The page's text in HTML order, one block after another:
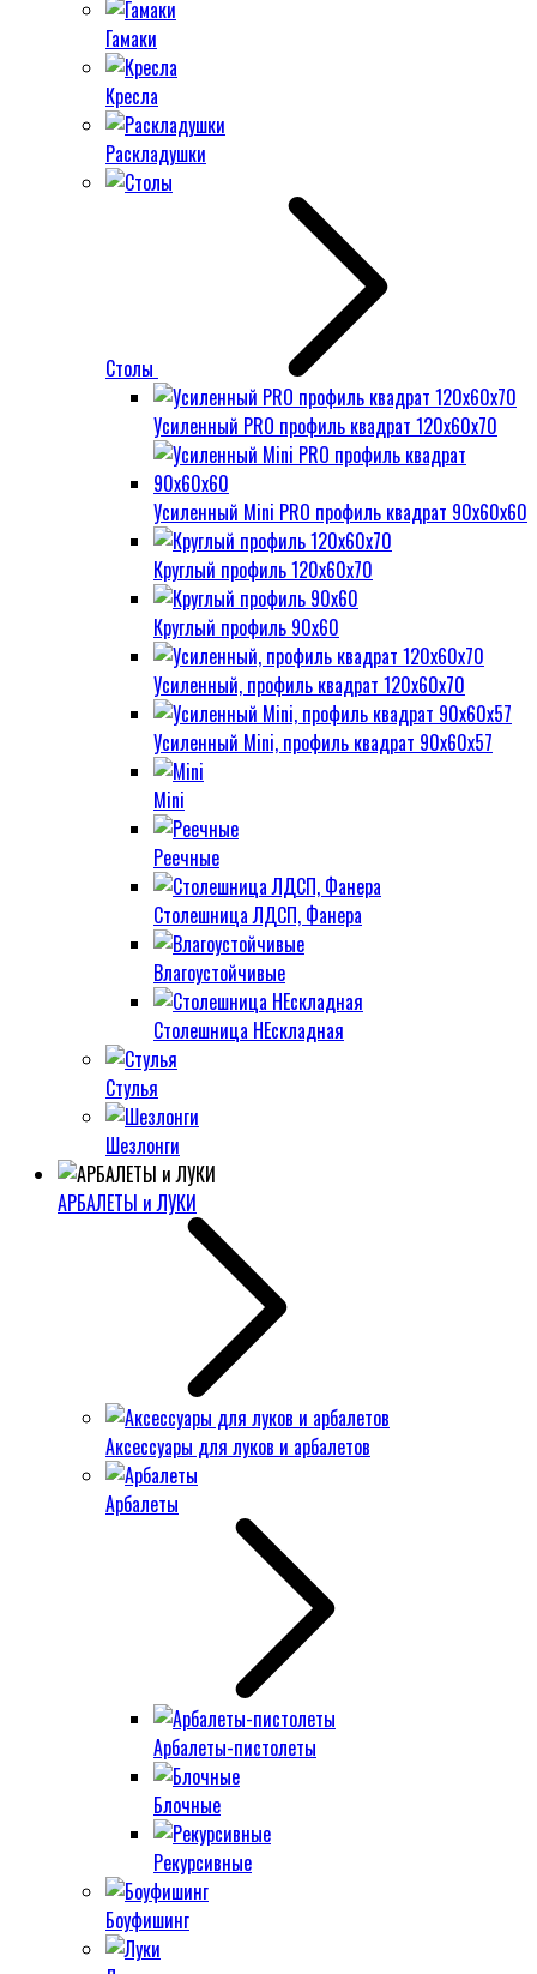
Гамаки
Кресла
Раскладушки
Столы
Усиленный PRO профиль квадрат 120х60х70
Усиленный Mini PRO профиль квадрат 90х60х60
Круглый профиль 120х60х70
Круглый профиль 90х60
Усиленный, профиль квадрат 120х60х70
Усиленный Mini, профиль квадрат 90х60х57
Mini
Реечные
Столешница ЛДСП, Фанера
Влагоустойчивые
Столешница НЕскладная
Стулья
Шезлонги
АРБАЛЕТЫ и ЛУКИ
Аксессуары для луков и арбалетов
Арбалеты
Арбалеты-пистолеты
Блочные
Рекурсивные
Боуфишинг